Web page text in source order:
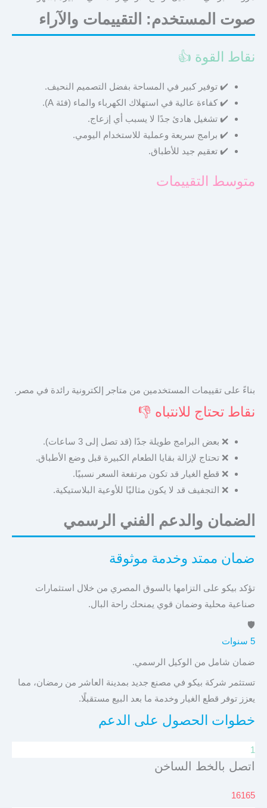
صوت المستخدم: التقييمات والآراء
نقاط القوة 👍
✔️ توفير كبير في المساحة بفضل التصميم النحيف.
✔️ كفاءة عالية في استهلاك الكهرباء والماء (فئة A).
✔️ تشغيل هادئ جدًا لا يسبب أي إزعاج.
✔️ برامج سريعة وعملية للاستخدام اليومي.
✔️ تعقيم جيد للأطباق.
متوسط التقييمات
بناءً على تقييمات المستخدمين من متاجر إلكترونية رائدة في مصر.
نقاط تحتاج للانتباه 👎
❌ بعض البرامج طويلة جدًا (قد تصل إلى 3 ساعات).
❌ تحتاج لإزالة بقايا الطعام الكبيرة قبل وضع الأطباق.
❌ قطع الغيار قد تكون مرتفعة السعر نسبيًا.
❌ التجفيف قد لا يكون مثاليًا للأوعية البلاستيكية.
الضمان والدعم الفني الرسمي
ضمان ممتد وخدمة موثوقة
تؤكد بيكو على التزامها بالسوق المصري من خلال استثمارات
صناعية محلية وضمان قوي يمنحك راحة البال.
🛡️
5 سنوات
ضمان شامل من الوكيل الرسمي.
تستثمر شركة بيكو في مصنع جديد بمدينة العاشر من رمضان، مما
يعزز توفر قطع الغيار وخدمة ما بعد البيع مستقبلًا.
خطوات الحصول على الدعم
1
اتصل بالخط الساخن
16165